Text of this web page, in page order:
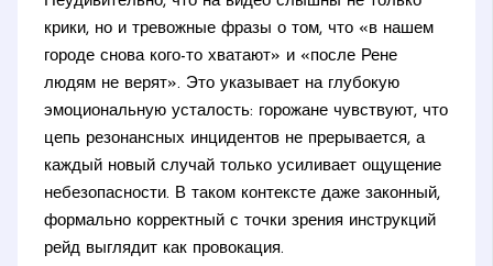
крики, но и тревожные фразы о том, что «в нашем
городе снова кого-то хватают» и «после Рене
людям не верят». Это указывает на глубокую
эмоциональную усталость: горожане чувствуют, что
цепь резонансных инцидентов не прерывается, а
каждый новый случай только усиливает ощущение
небезопасности. В таком контексте даже законный,
формально корректный с точки зрения инструкций
рейд выглядит как провокация.